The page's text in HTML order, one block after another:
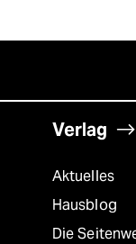
Verlag
Aktuelles
Hausblog
Die